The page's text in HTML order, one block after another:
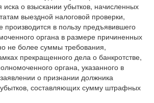
что суды не усмотрели оснований
о взыскании убытков, начисленных
выездной налоговой проверки,
производится в пользу предъявившего
органа в размере причиненных
не более суммы требования,
прекращенного дела о банкротстве,
органа, указанного в
о признании должника
составляющих сумму штрафных